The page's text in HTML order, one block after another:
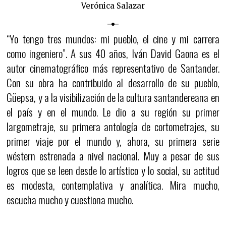
Verónica Salazar
“Yo tengo tres mundos: mi pueblo, el cine y mi carrera
como ingeniero”. A sus 40 años, Iván David Gaona es el
autor cinematográfico más representativo de Santander.
Con su obra ha contribuido al desarrollo de su pueblo,
Güepsa, y a la visibilización de la cultura santandereana en
el país y en el mundo. Le dio a su región su primer
largometraje, su primera antología de cortometrajes, su
primer viaje por el mundo y, ahora, su primera serie
wéstern estrenada a nivel nacional. Muy a pesar de sus
logros que se leen desde lo artístico y lo social, su actitud
es modesta, contemplativa y analítica. Mira mucho,
escucha mucho y cuestiona mucho.